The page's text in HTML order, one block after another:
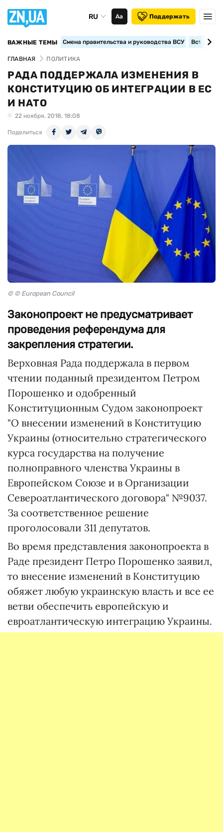
RU Аа Поддержать
ВАЖНЫЕ ТЕМЫ Смена правительства и руководства ВСУ
ГЛАВНАЯ ПОЛИТИКА
РАДА ПОДДЕРЖАЛА ИЗМЕНЕНИЯ В
КОНСТИТУЦИЮ ОБ ИНТЕГРАЦИИ В ЕС
И НАТО
22 ноября, 2018, 18:08
Поделиться
© © European Council
Законопроект не предусматривает
проведения референдума для
закрепления стратегии.
Верховная Рада поддержала в первом
чтении поданный президентом Петром
Порошенко и одобренный
Конституционным Судом законопроект
"О внесении изменений в Конституцию
Украины (относительно стратегического
курса государства на получение
полноправного членства Украины в
Европейском Союзе и в Организации
Североатлантического договора" №9037.
За соответственное решение
проголосовали 311 депутатов.
Во время представления законопроекта в
Раде президент Петро Порошенко заявил,
то внесение изменений в Конституцию
обяжет любую украинскую власть и все ее
ветви обеспечить европейскую и
евроатлантическую интеграцию Украины.